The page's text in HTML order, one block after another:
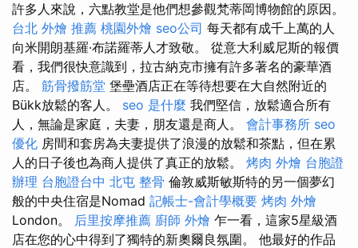
許多人來說，六點教堂是他們想參觀梵蒂岡博物館的原因。
台北 外燴 推薦 桃園外燴 seo公司 每天都有成千上萬的人
向米開朗基羅·布諾羅蒂人才致敬。 從意大利威尼斯的報價
看，我們很快意識到，拉古納克市擁有許多著名的豪華酒
店。 筋骨撥筋堂 堡壘酒店正在等待想要在大自然附近的
Bükk放鬆的客人。 seo 是什麼 我們堅信，放鬆適合所有
人，無論是家庭，夫妻，朋友還是商人。 會計事務所 seo
優化 房間和套房為夫妻提供了浪漫的放鬆和茶點，但在累
人的日子後也為商人提供了真正的放鬆。 烤肉 外燴 台胞證
辦理 台胞證台中 北屯 整骨 倫敦威斯敏斯特的另一個夢幻
般的中央住宿是Nomad 記帳士-會計學概要 烤肉 外燴
London。 后里按摩推薦 廚師 外燴 乍一看，這家5星級酒
店在您的心中得到了獨特的新奧爾良氛圍。 他最好的作品